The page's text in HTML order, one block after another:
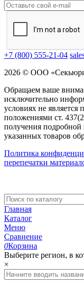
+7 (800) 555-21-04
2026 © ООО
Обращаем ваше
исключительно
условиях не
положениями ст.
получения
указанных товаров
Политика
перепечатки
Главная
Каталог
Меню
Сравнение
0Корзина
Выберите регион, в
×